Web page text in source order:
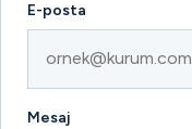
E-posta
Mesaj